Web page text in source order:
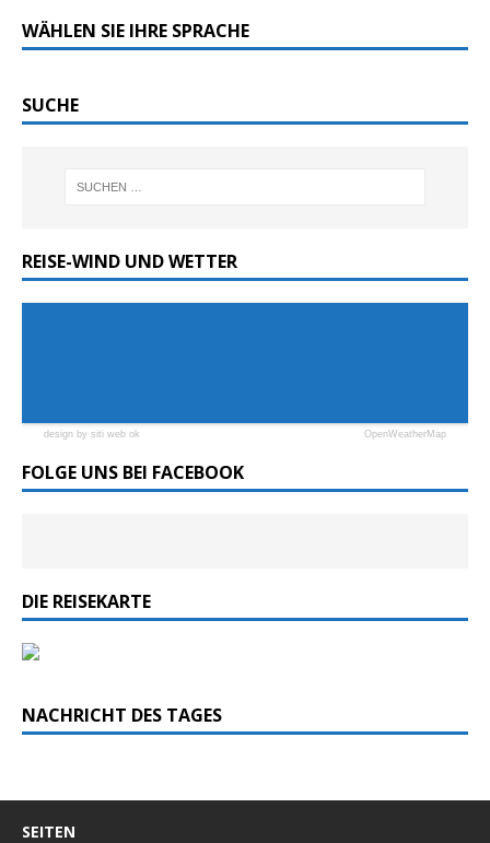
WÄHLEN SIE IHRE SPRACHE
SUCHE
REISE-WIND UND WETTER
design by siti web ok OpenWeatherMap
FOLGE UNS BEI FACEBOOK
DIE REISEKARTE
NACHRICHT DES TAGES
SEITEN